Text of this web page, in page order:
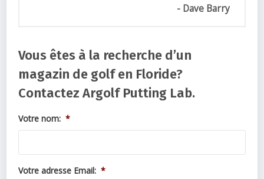
Dave Barry
Vous êtes à la recherche d’un
magazin de golf en Floride?
Contactez Argolf Putting Lab.
Votre nom: *
Votre adresse Email: *